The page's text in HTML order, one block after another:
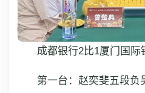
成都银行2比1厦门国际
第一台：赵奕斐五段负